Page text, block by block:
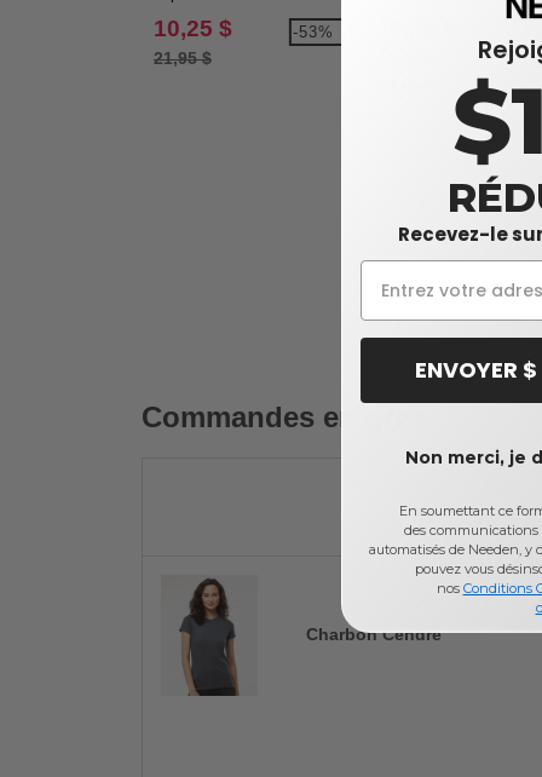
10,25 $
21,95 $
-53%
Commandes en gros
Charbon Cendré
Recevez-le
ENVOYER
Non merci, je
En soumettant ce
des communications
automatisés de Needen, y
pouvez vous
nos Conditions